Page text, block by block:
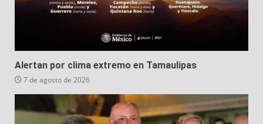
Alertan por clima extremo en Tamaulipas
7 de agosto de 2026